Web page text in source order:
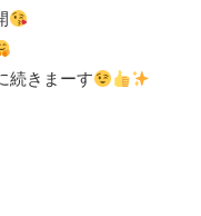
続きまーす